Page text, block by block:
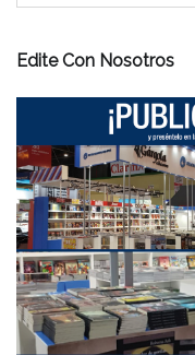
Edite Con Nosotros